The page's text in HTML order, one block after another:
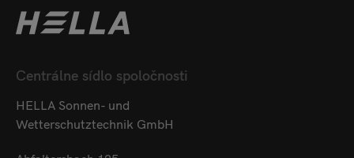
Centrálne sídlo spoločnosti
HELLA Sonnen- und
Wetterschutztechnik GmbH